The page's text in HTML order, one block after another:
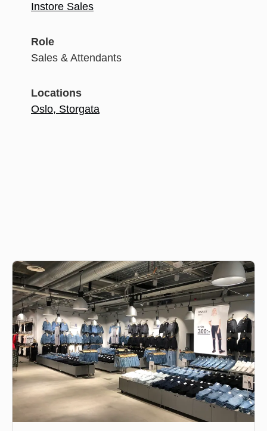
Instore Sales
Role
Sales & Attendants
Locations
Oslo, Storgata